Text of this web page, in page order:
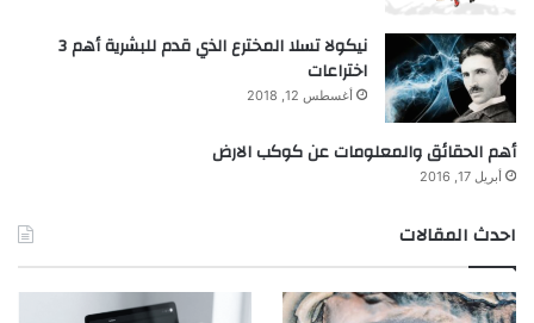
نيكولا تسلا المخترع الذي قدم للبشرية أهم 3
اختراعات
أغسطس 12, 2018
أهم الحقائق والمعلومات عن كوكب الارض
أبريل 17, 2016
احدث المقالات